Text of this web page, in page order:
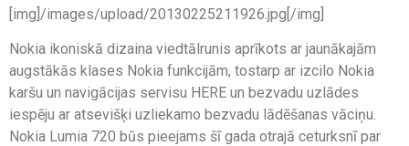
[img]/images/upload/20130225211926.jpg[/img]
Nokia ikoniskā dizaina viedtālrunis aprīkots ar jaunākajām
augstākās klases Nokia funkcijām, tostarp ar izcilo Nokia
karšu un navigācijas servisu HERE un bezvadu uzlādes
iespēju ar atsevišķi uzliekamo bezvadu lādēšanas vāciņu.
Nokia Lumia 720 būs pieejams šī gada otrajā ceturksnī par